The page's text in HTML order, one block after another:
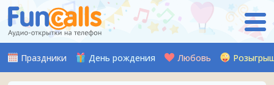
Праздники День рождения Любовь